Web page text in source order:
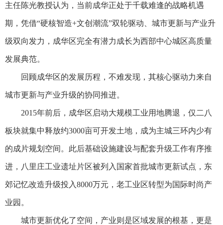
主任陈光教授认为，当前成华正处于千载难逢的战略机遇
期，凭借“硬核智造+文创潮流”双轮驱动、城市更新与产业升
级双向发力，成华区完全有潜力成长为西部中心城区高质量
发展典范。
回顾成华区的发展历程，不难发现，其核心驱动力来自
城市更新与产业升级的协同推进。
2015年前后，成华区启动大规模工业用地腾退，仅二八
板块就集中释放约3000亩可开发土地，成为主城三环内少有
的成片规划空间。此后基础设施建设与配套升级工作有序推
进，八里庄工业遗址片区被列入国家首批城市更新试点，东
郊记忆改造升级投入8000万元，老工业区转型为国际时尚产
业园。
城市更新优化了空间，产业则是区域发展的根基，更是